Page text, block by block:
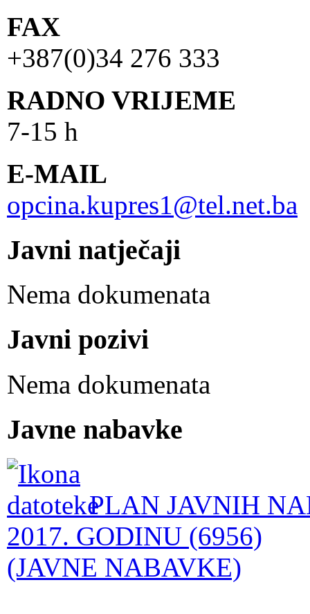
FAX
+387(0)34 276 333
RADNO VRIJEME
7-15 h
E-MAIL
opcina.kupres1@tel.net.ba
Javni natječaji
Nema dokumenata
Javni pozivi
Nema dokumenata
Javne nabavke
PLAN JAVNIH
2017. GODINU (6956)
(JAVNE NABAVKE)